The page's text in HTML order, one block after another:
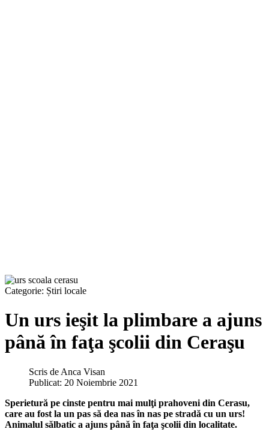
Categorie: Știri locale
Un urs ieşit la plimbare a ajuns
până în faţa şcolii din Ceraşu
Scris de Anca Visan
Publicat: 20 Noiembrie 2021
Sperietură pe cinste pentru mai mulţi prahoveni din Cerasu,
care au fost la un pas să dea nas în nas pe stradă cu un urs!
Animalul sălbatic a ajuns până în faţa şcolii din localitate.